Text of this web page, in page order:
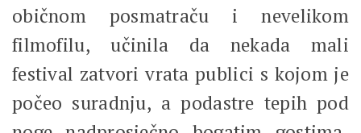
običnom posmatraču i nevelikom
filmofilu, učinila da nekada mali
festival zatvori vrata publici s kojom je
počeo suradnju, a podastre tepih pod